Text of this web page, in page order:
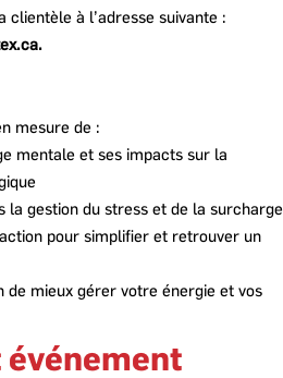
à l’adresse suivante :
.
mesure de :
mentale et ses impacts sur la
gestion du stress et de la surcharge
pour simplifier et retrouver un
de mieux gérer votre énergie et vos
événement